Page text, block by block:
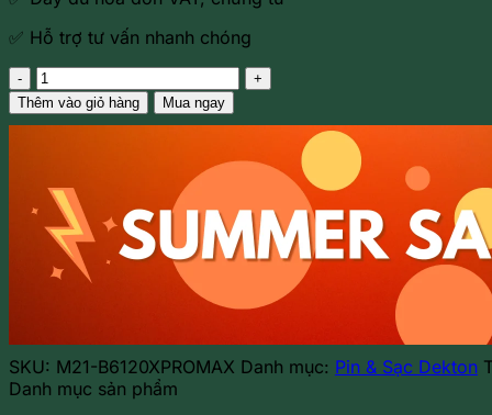
✅ Hỗ trợ tư vấn nhanh chóng
Pin
21V
6.0Ah
B6120XPROMAX
(ACE)
số
lượng
Thêm vào giỏ hàng Mua ngay
SKU: M21-B6120XPROMAX Danh mục: Pin & Sạc Dekton
Danh mục sản phẩm